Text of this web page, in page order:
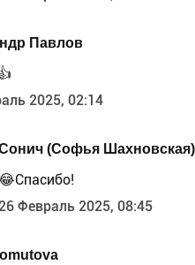
Павлов
2025, 02:14
(Софья Шахновская)
26 Февраль 2025, 08:45